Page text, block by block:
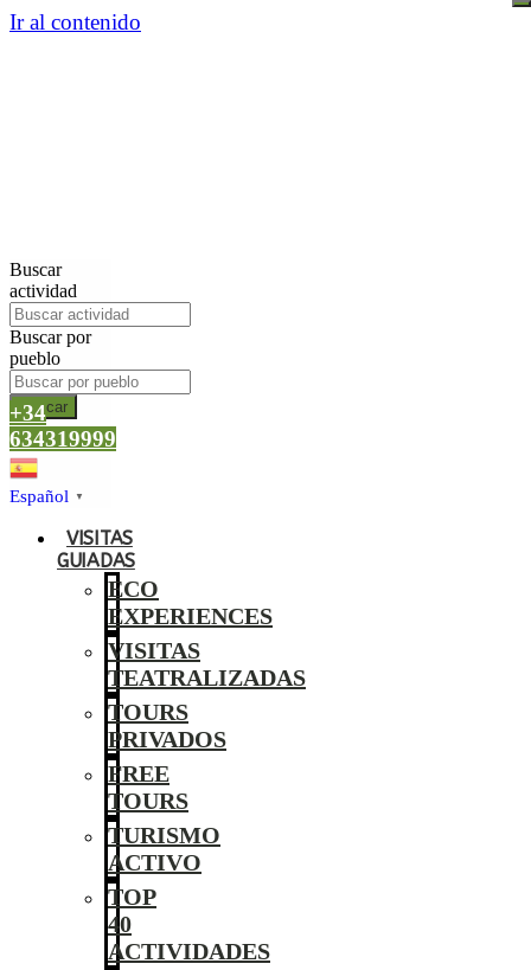
Ir al contenido
Buscar
actividad
Buscar por
pueblo
Buscar
+34
634319999
Español ▼
VISITAS
GUIADAS
ECO
EXPERIENCES
VISITAS
TEATRALIZADAS
TOURS
PRIVADOS
FREE
TOURS
TURISMO
ACTIVO
TOP
40
ACTIVIDADES